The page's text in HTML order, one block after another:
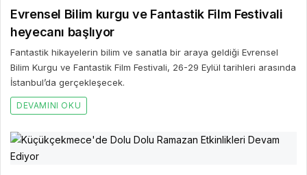
Evrensel Bilim kurgu ve Fantastik Film Festivali
heyecanı başlıyor
Fantastik hikayelerin bilim ve sanatla bir araya geldiği Evrensel
Bilim Kurgu ve Fantastik Film Festivali, 26-29 Eylül tarihleri arasında
İstanbul’da gerçekleşecek.
DEVAMINI OKU